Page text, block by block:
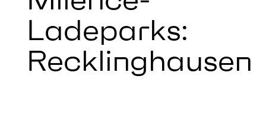
Ressourcen
Unternehmen
Ladeparks:
Recklinghausen